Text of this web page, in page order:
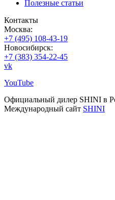
Полезные статьи
Контакты
Москва:
+7 (495) 108-43-19
Новосибирск:
+7 (383) 354-22-45
vk
YouTube
Официальный дилер SHINI в
Международный сайт SHINI